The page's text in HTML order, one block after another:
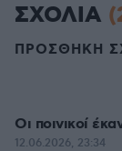
ΣΧΟΛΙΑ
ΠΡΟΣΘΗΚΗ
Οι ποινικοί
12.06.2026, 23:34